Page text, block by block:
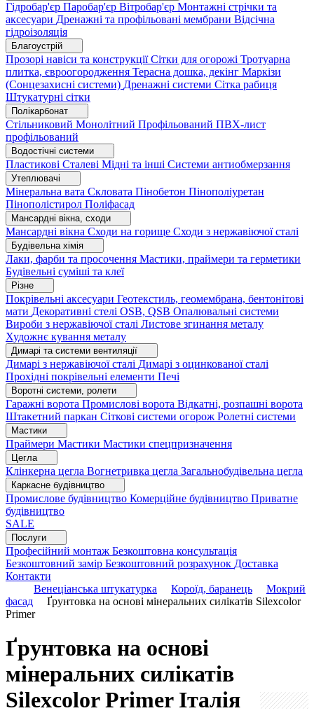
Гідробар'єр Паробар'єр Вітробар'єр Монтажні стрічки та
аксесуари Дренажні та профільовані мембрани Відсічна
гідроізоляція
Благоустрій
Прозорі навіси та конструкціїСітки для огорожі Тротуарна
плитка, євроогородження Терасна дошка, декінг Маркізи
(Сонцезахисні системи) Дренажні системи Сітка рабиця
Штукатурні сітки
Полікарбонат
Стільниковий Монолітний Профільований ПВХ-лист
профільований
Водостічні системи
Пластикові Сталеві Мідні та інші Системи антиобмерзання
Утеплювачі
Мінеральна вата Скловата Пінобетон Пінополіуретан
Пінополістирол Поліфасад
Мансардні вікна, сходи
Мансардні вікна Сходи на горище Сходи з нержавіючої сталі
Будівельна хімія
Лаки, фарби та просочення Мастики, праймери та герметики
Будівельні суміші та клеї
Різне
Покрівельні аксесуари Геотекстиль, геомембрана, бентонітові
мати Декоративні стелі OSB, QSB Опалювальні системи
Вироби з нержавіючої сталі Листове згинання металу
Художнє кування металу
Димарі та системи вентиляції
Димарі з нержавіючої сталі Димарі з оцинкованої сталі
Прохідні покрівельні елементи Печі
Воротні системи, ролети
Гаражні ворота Промислові ворота Відкатні, розпашні ворота
Штакетний паркан Сіткові системи огорож Ролетні системи
Мастики
Праймери Мастики Мастики спецпризначення
Цегла
Клінкерна цегла Вогнетривка цегла Загальнобудівельна цегла
Каркасне будівництво
Промислове будівництво Комерційне будівництво Приватне
будівництво
SALE
Послуги
Професійний монтаж Безкоштовна консультація
Безкоштовний замір Безкоштовний розрахунок Доставка
Контакти
Венеціанська штукатурка
Короїд, баранець
Мокрий
фасад
Ґрунтовка на основі мінеральних силікатів Silexcolor
Primer
Ґрунтовка на основі
мінеральних силікатів
Silexcolor Primer Італія